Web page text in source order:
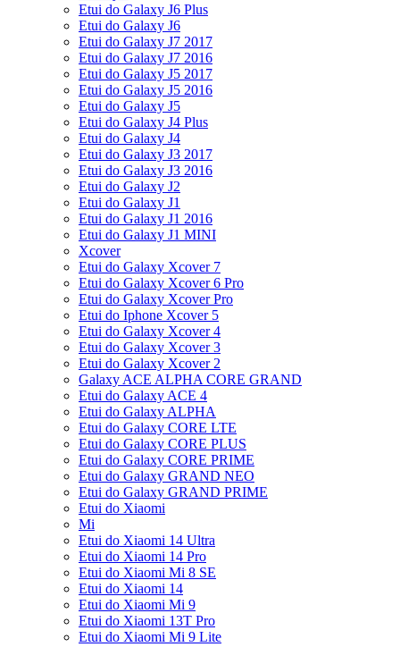
Etui do Galaxy J6 Plus
Etui do Galaxy J6
Etui do Galaxy J7 2017
Etui do Galaxy J7 2016
Etui do Galaxy J5 2017
Etui do Galaxy J5 2016
Etui do Galaxy J5
Etui do Galaxy J4 Plus
Etui do Galaxy J4
Etui do Galaxy J3 2017
Etui do Galaxy J3 2016
Etui do Galaxy J2
Etui do Galaxy J1
Etui do Galaxy J1 2016
Etui do Galaxy J1 MINI
Xcover
Etui do Galaxy Xcover 7
Etui do Galaxy Xcover 6 Pro
Etui do Galaxy Xcover Pro
Etui do Iphone Xcover 5
Etui do Galaxy Xcover 4
Etui do Galaxy Xcover 3
Etui do Galaxy Xcover 2
Galaxy ACE ALPHA CORE GRAND
Etui do Galaxy ACE 4
Etui do Galaxy ALPHA
Etui do Galaxy CORE LTE
Etui do Galaxy CORE PLUS
Etui do Galaxy CORE PRIME
Etui do Galaxy GRAND NEO
Etui do Galaxy GRAND PRIME
Etui do Xiaomi
Mi
Etui do Xiaomi 14 Ultra
Etui do Xiaomi 14 Pro
Etui do Xiaomi Mi 8 SE
Etui do Xiaomi 14
Etui do Xiaomi Mi 9
Etui do Xiaomi 13T Pro
Etui do Xiaomi Mi 9 Lite